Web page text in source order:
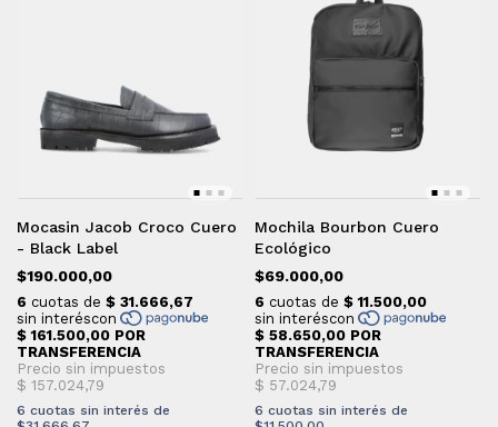
Mocasin Jacob Croco Cuero
- Black Label
$190.000,00
6 cuotas sin interés de
Mochila Bourbon Cuero
Ecológico
$69.000,00
6 cuotas sin interés de